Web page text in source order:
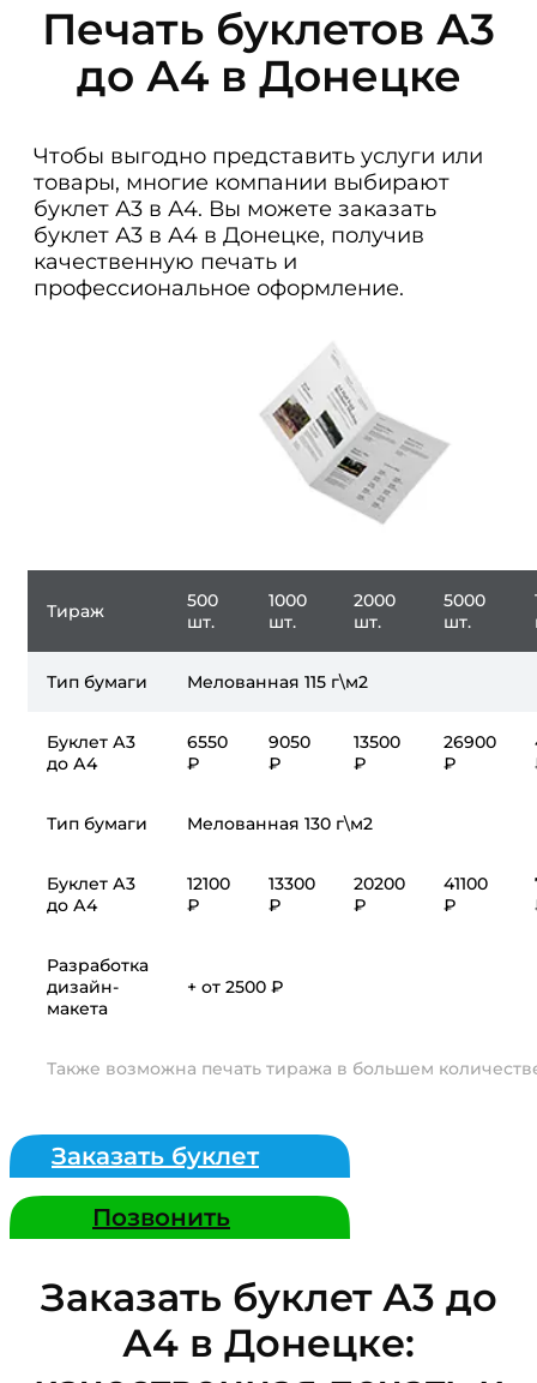
Печать буклетов А3
до А4 в Донецке
Чтобы выгодно представить услуги или
товары, многие компании выбирают
буклет А3 в А4. Вы можете заказать
буклет А3 в А4 в Донецке, получив
качественную печать и
профессиональное оформление.
Тираж
500
шт.
1000
шт.
2000
шт.
5000
шт.
Тип бумаги Мелованная 115 г\м2
Буклет А3
до А4
6550
₽
9050
₽
13500
₽
26900
₽
Тип бумаги Мелованная 130 г\м2
Буклет А3
до А4
12100
₽
13300
₽
20200
₽
41100
₽
Разработка
дизайн-
макета
+ от 2500 ₽
Также возможна печать тиража в большем
Заказать буклет
Позвонить
Заказать буклет А3 до
А4 в Донецке: